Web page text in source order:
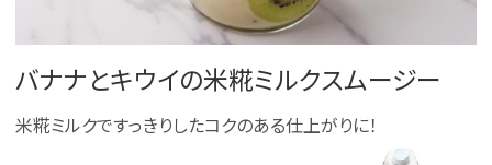
バナナとキウイの米糀ミルクスムージー
米糀ミルクですっきりしたコクのある仕上がりに！